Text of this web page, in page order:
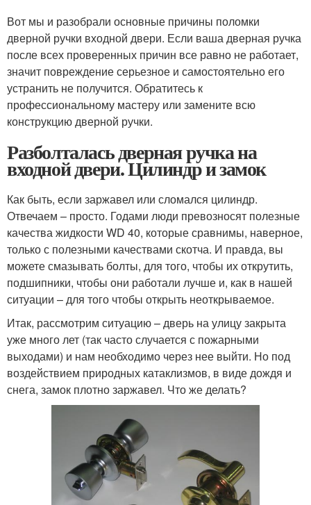
Вот мы и разобрали основные причины поломки
дверной ручки входной двери. Если ваша дверная ручка
после всех проверенных причин все равно не работает,
значит повреждение серьезное и самостоятельно его
устранить не получится. Обратитесь к
профессиональному мастеру или замените всю
конструкцию дверной ручки.
Разболталась дверная ручка на
входной двери. Цилиндр и замок
Как быть, если заржавел или сломался цилиндр.
Отвечаем – просто. Годами люди превозносят полезные
качества жидкости WD 40, которые сравнимы, наверное,
только с полезными качествами скотча. И правда, вы
можете смазывать болты, для того, чтобы их открутить,
подшипники, чтобы они работали лучше и, как в нашей
ситуации – для того чтобы открыть неоткрываемое.
Итак, рассмотрим ситуацию – дверь на улицу закрыта
уже много лет (так часто случается с пожарными
выходами) и нам необходимо через нее выйти. Но под
воздействием природных катаклизмов, в виде дождя и
снега, замок плотно заржавел. Что же делать?